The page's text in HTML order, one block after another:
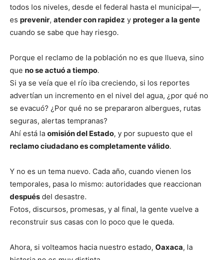
todos los niveles, desde el federal hasta el municipal—,
es prevenir, atender con rapidez y proteger a la gente
cuando se sabe que hay riesgo.
Porque el reclamo de la población no es que llueva, sino
que no se actuó a tiempo.
Si ya se veía que el río iba creciendo, si los reportes
advertían un incremento en el nivel del agua, ¿por qué no
se evacuó? ¿Por qué no se prepararon albergues, rutas
seguras, alertas tempranas?
Ahí está la omisión del Estado, y por supuesto que el
reclamo ciudadano es completamente válido.
Y no es un tema nuevo. Cada año, cuando vienen los
temporales, pasa lo mismo: autoridades que reaccionan
después del desastre.
Fotos, discursos, promesas, y al final, la gente vuelve a
reconstruir sus casas con lo poco que le queda.
Ahora, si volteamos hacia nuestro estado, Oaxaca, la